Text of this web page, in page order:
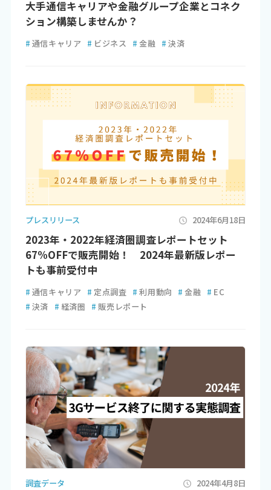
大手通信キャリアや金融グループ企業とコネク
ション構築しませんか？
# 通信キャリア # ビジネス # 金融 # 決済
プレスリリース 2024年6月18日
2023年・2022年経済圏調査レポートセット
67%OFFで販売開始！ 2024年最新版レポー
トも事前受付中
# 通信キャリア # 定点調査 # 利用動向 # 金融 # EC
# 決済 # 経済圏 # 販売レポート
調査データ 2024年4月8日